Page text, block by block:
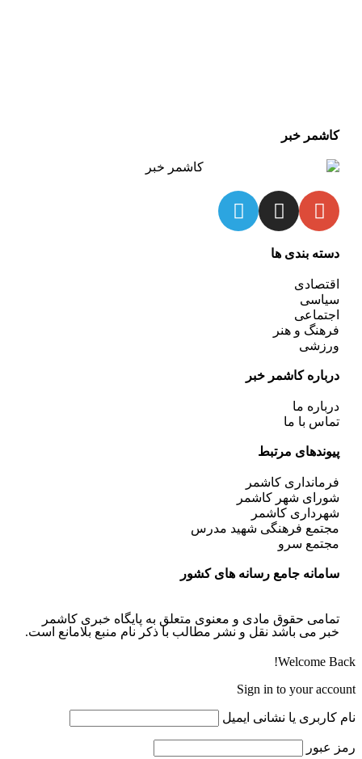
کاشمر خبر
دسته بندی ها
اقتصادی
سیاسی
اجتماعی
فرهنگ و هنر
ورزشی
درباره کاشمر خبر
درباره ما
تماس با ما
پیوندهای مرتبط
فرمانداری کاشمر
شورای شهر کاشمر
شهرداری کاشمر
مجتمع فرهنگی شهید مدرس
مجتمع سرو
سامانه جامع رسانه های کشور
تمامی حقوق مادی و معنوی متعلق به پایگاه خبری کاشمر
خبر می باشد نقل و نشر مطالب با ذکر نام منبع بلامانع است.
Welcome Back!
Sign in to your account
نام کاربری یا نشانی ایمیل
رمز عبور